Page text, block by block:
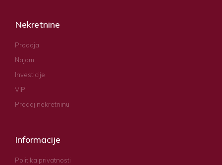
Nekretnine
Prodaja
Najam
Investicije
VIP
Prodaj nekretninu
Informacije
Politika privatnosti